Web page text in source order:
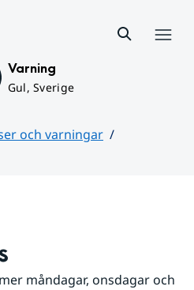
Varning
Gul, Sverige
och varningar
måndagar, onsdagar och